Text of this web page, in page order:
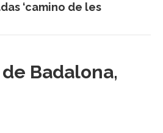
‘camino de les
Badalona,